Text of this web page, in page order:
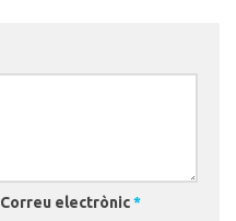
Correu electrònic*